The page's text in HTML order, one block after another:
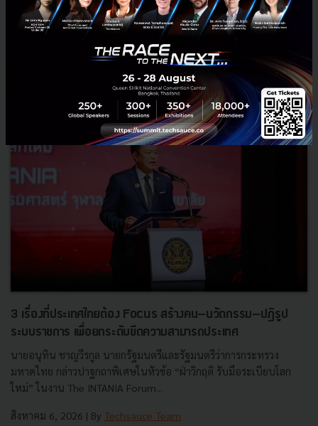
RELATED ARTICLE
3 เรื่องที่ประเทศไทยต้อง Focus สร้างคน–นวัตกรรม–ปฏิรูป
ระบบราชการ เพื่อยกระดับขีดความสามารถประเทศ
นายอนุทิน ชาญวีรกูล นายกรัฐมนตรีและรัฐมนตรีว่าการกระทรวง
มหาดไทย กล่าวปาฐกถาพิเศษในหัวข้อ “ฝ่าวิกฤติ รับมือระเบียบโลก
ใหม่” ในงาน The INTANIA Forum...
สิงหาคม 6, 2026 | By Techsauce Team